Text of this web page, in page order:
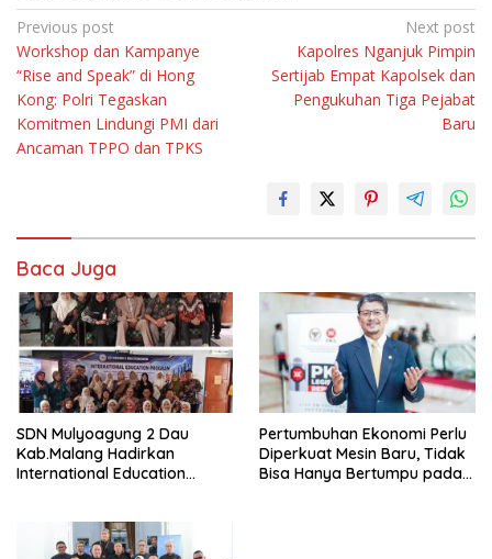
Navigasi
pos
Previous post
Workshop dan Kampanye
“Rise and Speak” di Hong
Kong: Polri Tegaskan
Komitmen Lindungi PMI dari
Ancaman TPPO dan TPKS
Next post
Kapolres Nganjuk Pimpin
Sertijab Empat Kapolsek dan
Pengukuhan Tiga Pejabat
Baru
Baca Juga
SDN Mulyoagung 2 Dau
Kab.Malang Hadirkan
International Education
Kolaborasi Internasional
Pertumbuhan Ekonomi Perlu
Diperkuat Mesin Baru, Tidak
Bisa Hanya Bertumpu pada